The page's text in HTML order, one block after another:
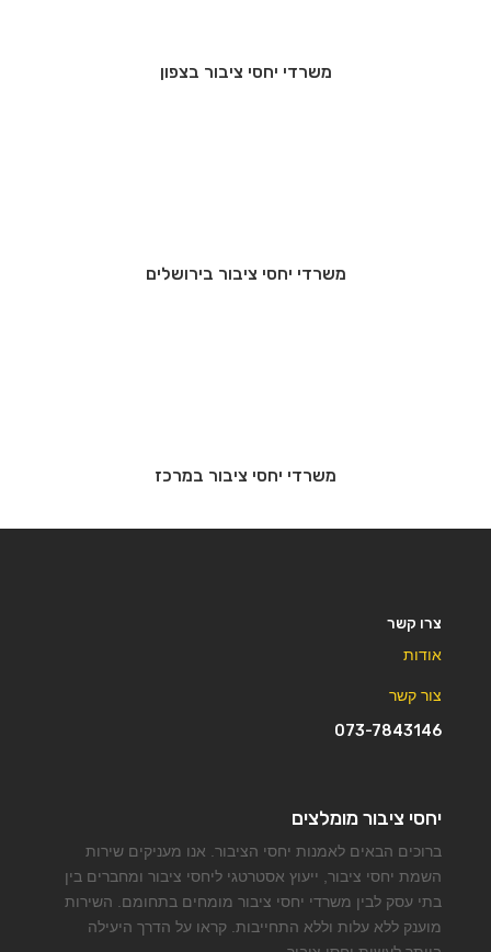
משרדי יחסי ציבור בצפון
משרדי יחסי ציבור בירושלים
משרדי יחסי ציבור במרכז
צרו קשר
אודות
צור קשר
073-7843146
יחסי ציבור מומלצים
ברוכים הבאים לאמנות יחסי הציבור. אנו מעניקים שירות
השמת יחסי ציבור, ייעוץ אסטרטגי ליחסי ציבור ומחברים בין
בתי עסק לבין משרדי יחסי ציבור מומחים בתחומם. השירות
מוענק ללא עלות וללא התחייבות. קראו על הדרך היעילה